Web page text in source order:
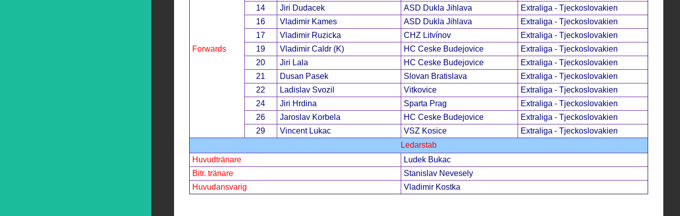
Forwards
14
Jiri Dudacek ASD Dukla Jihlava
Extraliga - Tjeckoslovakien
16
Vladimir Kames ASD Dukla Jihlava
Extraliga - Tjeckoslovakien
17
Vladimir Ruzicka CHZ Litvínov
Extraliga - Tjeckoslovakien
19
Vladimir Caldr (K) HC Ceske Budejovice
Extraliga - Tjeckoslovakien
20
Jiri Lala HC Ceske Budejovice
Extraliga - Tjeckoslovakien
21
Dusan Pasek Slovan Bratislava
Extraliga - Tjeckoslovakien
22
Ladislav Svozil Vitkovice
Extraliga - Tjeckoslovakien
24
Jiri Hrdina Sparta Prag
Extraliga - Tjeckoslovakien
26
Jaroslav Korbela HC Ceske Budejovice
Extraliga - Tjeckoslovakien
29
Vincent Lukac VSZ Kosice
Extraliga - Tjeckoslovakien
Ledarstab
Huvudtränare
Ludek Bukac
Bitr. tränare
Stanislav Nevesely
Huvudansvarig
Vladimir Kostka